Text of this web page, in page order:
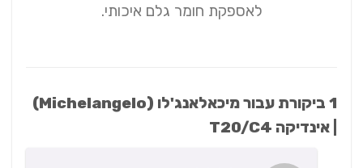
לאספקת חומר גלם איכותי.
מיכאלאנג'לו (Michelangelo)
| אינדיקה T20/C4